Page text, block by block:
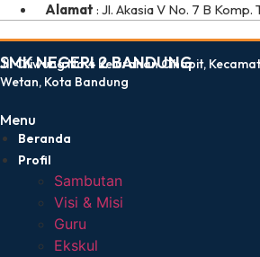
Alamat : Jl. Akasia V No. 7 B
dibuat oleh rrdigital.id
SMK NEGERI 2 BANDUNG
Jl. Ciliwung No.4 Kelurahan Cihapit,
Wetan, Kota Bandung
Menu
Beranda
Profil
Sambutan
Visi & Misi
Guru
Ekskul